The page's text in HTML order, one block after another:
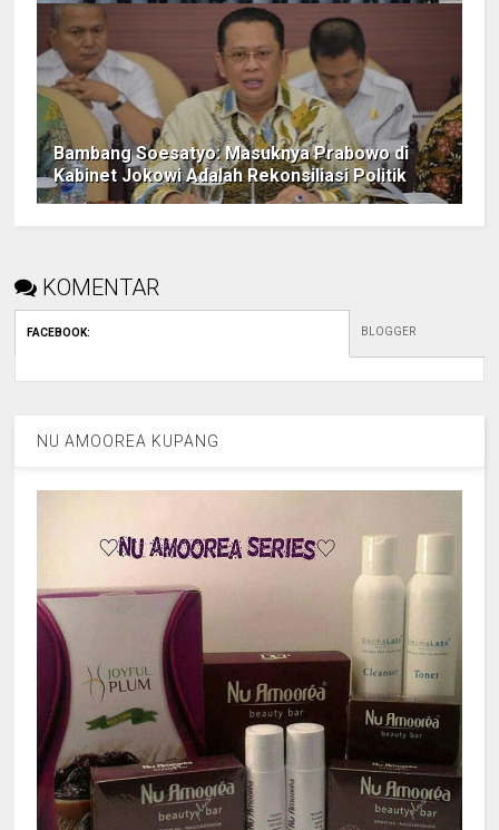
Bambang Soesatyo: Masuknya Prabowo di
Kabinet Jokowi Adalah Rekonsiliasi Politik
KOMENTAR
FACEBOOK: BLOGGER
NU AMOOREA KUPANG